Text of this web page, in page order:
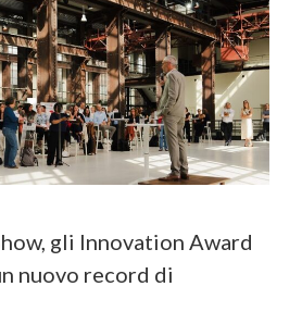
gli Innovation Award
nuovo record di